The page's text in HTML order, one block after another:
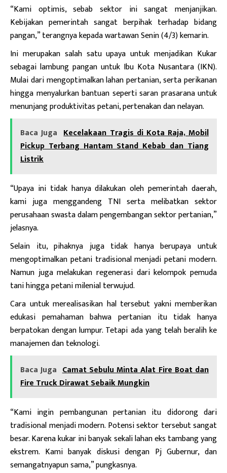
“Kami optimis, sebab sektor ini sangat menjanjikan.
Kebijakan pemerintah sangat berpihak terhadap bidang
pangan,” terangnya kepada wartawan Senin (4/3) kemarin.
Ini merupakan salah satu upaya untuk menjadikan Kukar
sebagai lambung pangan untuk Ibu Kota Nusantara (IKN).
Mulai dari mengoptimalkan lahan pertanian, serta perikanan
hingga menyalurkan bantuan seperti saran prasarana untuk
menunjang produktivitas petani, pertenakan dan nelayan.
Baca Juga Kecelakaan Tragis di Kota Raja, Mobil
Pickup Terbang Hantam Stand Kebab dan Tiang
Listrik
“Upaya ini tidak hanya dilakukan oleh pemerintah daerah,
kami juga menggandeng TNI serta melibatkan sektor
perusahaan swasta dalam pengembangan sektor pertanian,”
jelasnya.
Selain itu, pihaknya juga tidak hanya berupaya untuk
mengoptimalkan petani tradisional menjadi petani modern.
Namun juga melakukan regenerasi dari kelompok pemuda
tani hingga petani milenial terwujud.
Cara untuk merealisasikan hal tersebut yakni memberikan
edukasi pemahaman bahwa pertanian itu tidak hanya
berpatokan dengan lumpur. Tetapi ada yang telah beralih ke
manajemen dan teknologi.
Baca Juga Camat Sebulu Minta Alat Fire Boat dan
Fire Truck Dirawat Sebaik Mungkin
“Kami ingin pembangunan pertanian itu didorong dari
tradisional menjadi modern. Potensi sektor tersebut sangat
besar. Karena kukar ini banyak sekali lahan eks tambang yang
ekstrem. Kami banyak diskusi dengan Pj Gubernur, dan
semangatnyapun sama,” pungkasnya.